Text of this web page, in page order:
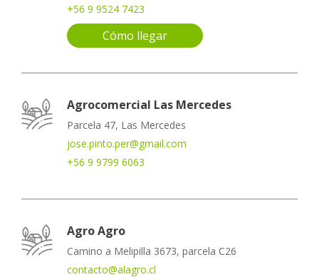
+56 9 9524 7423
Cómo llegar
Agrocomercial Las Mercedes
Parcela 47, Las Mercedes
jose.pinto.per@gmail.com
+56 9 9799 6063
Agro Agro
Camino a Melipilla 3673, parcela C26
contacto@alagro.cl